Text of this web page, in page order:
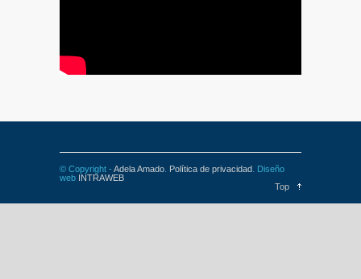
© Copyright - Adela Amado Política de privacidad . Diseño
web INTRAWEB
Top